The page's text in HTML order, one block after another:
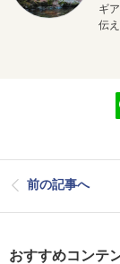
ギ
伝
前の記事へ
おすすめコンテ